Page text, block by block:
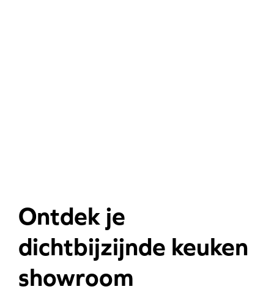
Ontdek je
dichtbijzijnde keuken
showroom